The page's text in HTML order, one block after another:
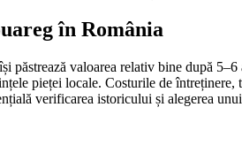
în România
valoarea relativ bine după
pieței locale. Costurile de
verificarea istoricului și alegerea